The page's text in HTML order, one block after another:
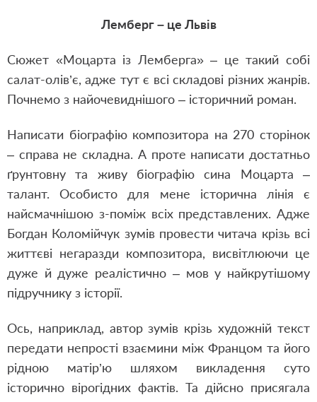
Лемберг – це Львів
Сюжет «Моцарта із Лемберга» – це такий собі
салат-олів’є, адже тут є всі складові різних жанрів.
Почнемо з найочевиднішого – історичний роман.
Написати біографію композитора на 270 сторінок
– справа не складна. А проте написати достатньо
ґрунтовну та живу біографію сина Моцарта –
талант. Особисто для мене історична лінія є
найсмачнішою з-поміж всіх представлених. Адже
Богдан Коломійчук зумів провести читача крізь всі
життєві негаразди композитора, висвітлюючи це
дуже й дуже реалістично – мов у найкрутішому
підручнику з історії.
Ось, наприклад, автор зумів крізь художній текст
передати непрості взаємини між Францом та його
рідною матір’ю шляхом викладення суто
історично вірогідних фактів. Та дійсно присягала